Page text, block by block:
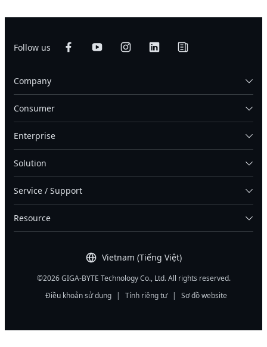
Follow us
Vietnam (Tiếng Việt)
Company
Consumer
Enterprise
Solution
Service / Support
Resource
©2026 GIGA-BYTE Technology Co., Ltd. All rights reserved.
Điều khoản sử dụng
| Tính riêng tư | Sơ đồ website